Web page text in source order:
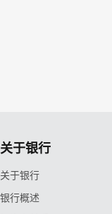
关于银行
关于银行
银行概述